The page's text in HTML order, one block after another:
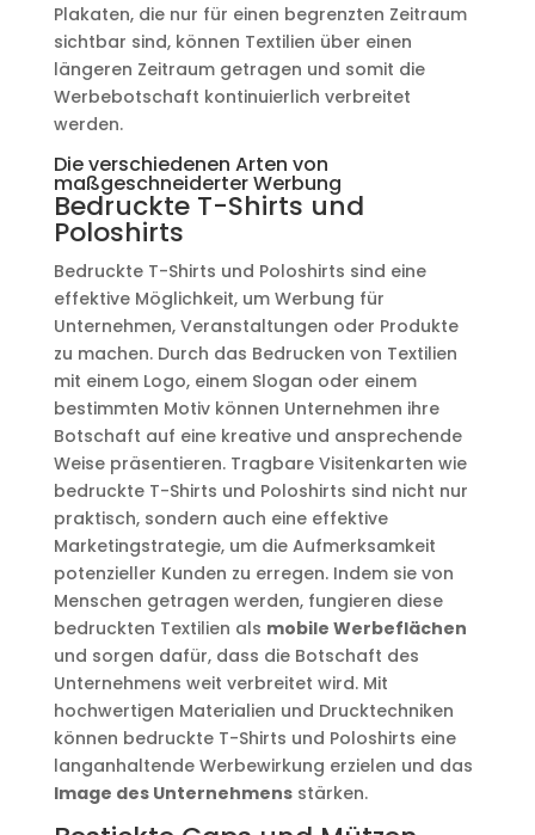
Plakaten, die nur für einen begrenzten Zeitraum
sichtbar sind, können Textilien über einen
längeren Zeitraum getragen und somit die
Werbebotschaft kontinuierlich verbreitet
werden.
Die verschiedenen Arten von
maßgeschneiderter Werbung
Bedruckte T-Shirts und
Poloshirts
Bedruckte T-Shirts und Poloshirts sind eine
effektive Möglichkeit, um Werbung für
Unternehmen, Veranstaltungen oder Produkte
zu machen. Durch das Bedrucken von Textilien
mit einem Logo, einem Slogan oder einem
bestimmten Motiv können Unternehmen ihre
Botschaft auf eine kreative und ansprechende
Weise präsentieren. Tragbare Visitenkarten wie
bedruckte T-Shirts und Poloshirts sind nicht nur
praktisch, sondern auch eine effektive
Marketingstrategie, um die Aufmerksamkeit
potenzieller Kunden zu erregen. Indem sie von
Menschen getragen werden, fungieren diese
bedruckten Textilien als mobile Werbeflächen
und sorgen dafür, dass die Botschaft des
Unternehmens weit verbreitet wird. Mit
hochwertigen Materialien und Drucktechniken
können bedruckte T-Shirts und Poloshirts eine
langanhaltende Werbewirkung erzielen und das
Image des Unternehmensstärken.